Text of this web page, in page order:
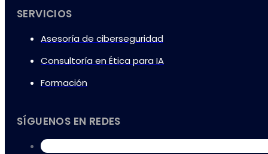
SERVICIOS
Asesoría de ciberseguridad
Consultoría en Ética para IA
Formación
SÍGUENOS EN REDES